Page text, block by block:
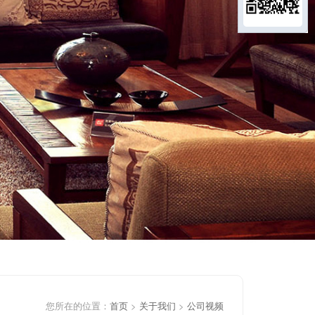
您所在的位置： 首页 > 关于我们 > 公司视频